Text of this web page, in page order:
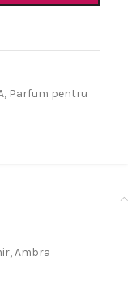
, Parfum pentru
Ambra